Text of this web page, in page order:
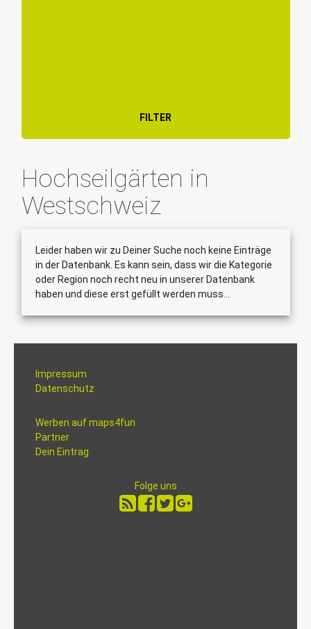
FILTER
Hochseilgärten in
Westschweiz
Leider haben wir zu Deiner Suche noch keine Einträge
in der Datenbank. Es kann sein, dass wir die Kategorie
oder Region noch recht neu in unserer Datenbank
haben und diese erst gefüllt werden muss...
Impressum
Datenschutz
Werben auf maps4fun
Partner
Dein Eintrag
Folge uns